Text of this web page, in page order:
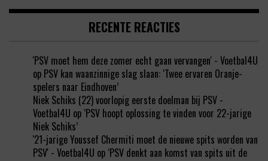
RECENTE REACTIES
'PSV moet hem deze zomer echt gaan vervangen' - Voetbal4U
op PSV kan waanzinnige slag slaan: ‘Twee ervaren Oranje-
spelers naar Eindhoven’
Niek Schiks (22) voorlopig eerste doelman bij PSV -
Voetbal4U op ‘PSV hoopt oplossing te vinden voor 22-jarige
Niek Schiks’
'21-jarige Youssef Chermiti moet de nieuwe spits worden van
PSV' - Voetbal4U op ‘PSV denkt aan komst van spits uit de